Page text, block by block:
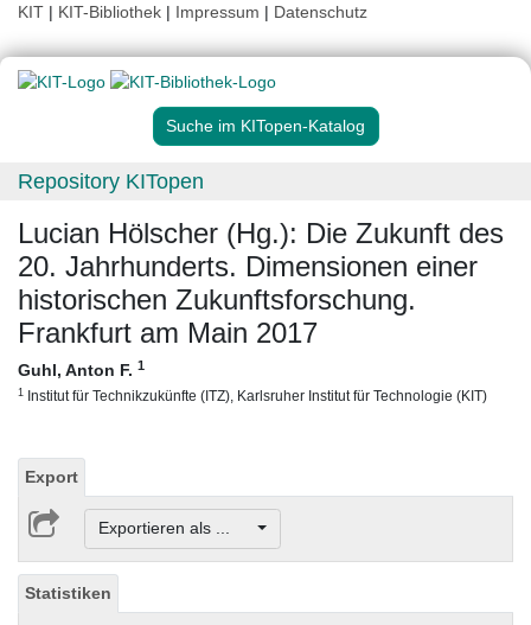
KIT | KIT-Bibliothek | Impressum | Datenschutz
Suche im KITopen-Katalog
Repository KITopen
Lucian Hölscher (Hg.): Die Zukunft des
20. Jahrhunderts. Dimensionen einer
historischen Zukunftsforschung.
Frankfurt am Main 2017
Guhl, Anton F. 1
1 Institut für Technikzukünfte (ITZ), Karlsruher Institut für Technologie (KIT)
Export
Exportieren als ...
Statistiken